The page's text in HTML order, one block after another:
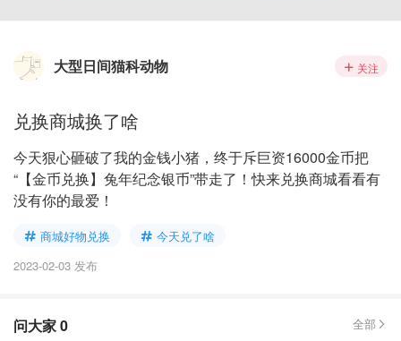
大型日间猫科动物 关注
兑换商城换了啥
今天狠心砸破了我的金钱小猪，终于斥巨资16000金币把
“【金币兑换】兔年纪念银币”带走了！快来兑换商城看看有
没有你的最爱！
商城好物兑换
今天兑了啥
2023-02-03 发布
问大家0 全部